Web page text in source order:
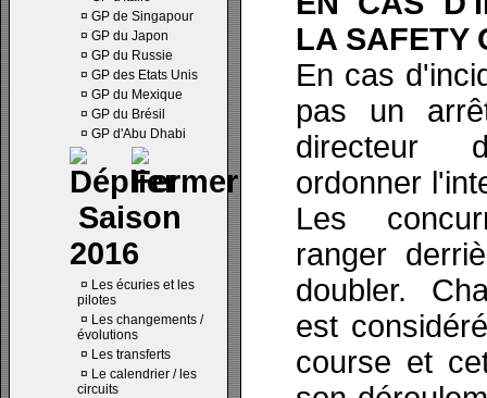
¤ GP de Singapour
¤ GP du Japon
¤ GP du Russie
¤ GP des Etats Unis
¤ GP du Mexique
¤ GP du Brésil
¤ GP d'Abu Dhabi
Saison
2016
¤ Les écuries et les
pilotes
¤ Les changements /
évolutions
¤ Les transferts
¤ Le calendrier / les
circuits
LA SAFETY
En cas
pas un
directeur
ordonner
Les
ranger
doubler.
est
course et